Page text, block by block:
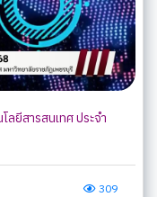
ลยีสารสนเทศ ประจำ
309